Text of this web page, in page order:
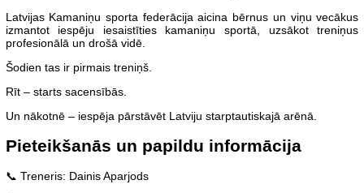
Latvijas Kamaniņu sporta federācija aicina bērnus un viņu vecākus
izmantot iespēju iesaistīties kamaniņu sportā, uzsākot treniņus
profesionālā un drošā vidē.
Šodien tas ir pirmais treniņš.
Rīt – starts sacensībās.
Un nākotnē – iespēja pārstāvēt Latviju starptautiskajā arēnā.
Pieteikšanās un papildu informācija
📞 Treneris: Dainis Aparjods